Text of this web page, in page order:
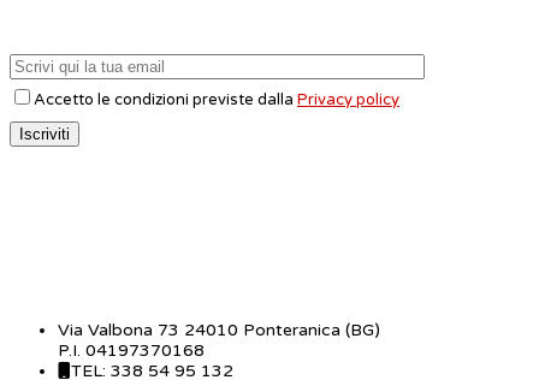
Accetto le condizioni previste dalla Privacy policy
Via Valbona 73 24010 Ponteranica (BG)
P.I. 04197370168
TEL: 338 54 95 132